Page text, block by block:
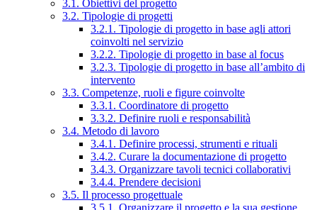
3.1. Obiettivi del progetto
3.2. Tipologie di progetti
3.2.1. Tipologie di progetto in base agli attori
coinvolti nel servizio
3.2.2. Tipologie di progetto in base al focus
3.2.3. Tipologie di progetto in base all’ambito di
intervento
3.3. Competenze, ruoli e figure coinvolte
3.3.1. Coordinatore di progetto
3.3.2. Definire ruoli e responsabilità
3.4. Metodo di lavoro
3.4.1. Definire processi, strumenti e rituali
3.4.2. Curare la documentazione di progetto
3.4.3. Organizzare tavoli tecnici collaborativi
3.4.4. Prendere decisioni
3.5. Il processo progettuale
3.5.1. Organizzare il progetto e la sua gestione